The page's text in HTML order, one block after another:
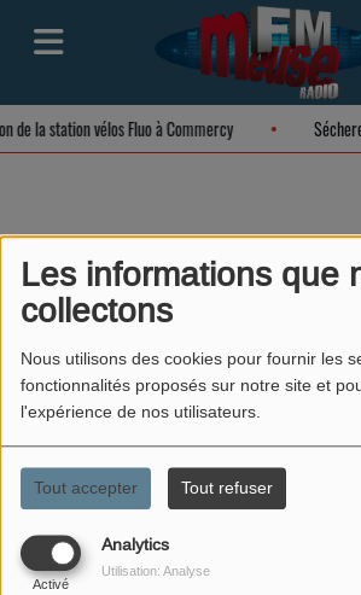
Les informations que
collectons
Nous utilisons des cookies pour fournir les
fonctionnalités proposés sur notre site et
l'expérience de nos utilisateurs.
Tout accepter Tout refuser
Analytics
Activé
Utilisation: Analyse
de la station vélos Fluo à Commercy
Exposition
Les belles
Musée